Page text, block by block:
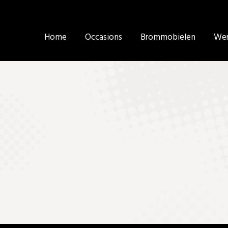
Home Occasions Brommobielen
Home Occasions Brommobielen